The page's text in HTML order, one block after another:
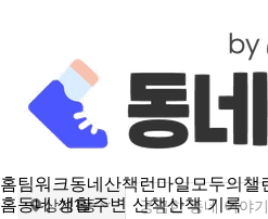
홈팀워크동네산책런마일모두의챌
홈동네 생활주변 산책산책 기록
상계1동